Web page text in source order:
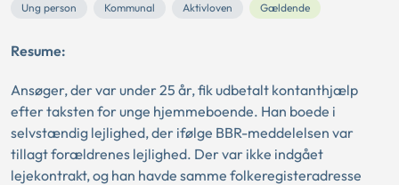
Ung person
Kommunal Aktivloven Gældende
Resume:
Ansøger, der var under 25 år, fik udbetalt kontanthjælp
efter taksten for unge hjemmeboende. Han boede i
selvstændig lejlighed, der ifølge BBR-meddelelsen var
tillagt forældrenes lejlighed. Der var ikke indgået
lejekontrakt, og han havde samme folkeregisteradresse